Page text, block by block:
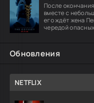
После
вместе с
его ждёт жена
чередой
Обновления
NETFLIX